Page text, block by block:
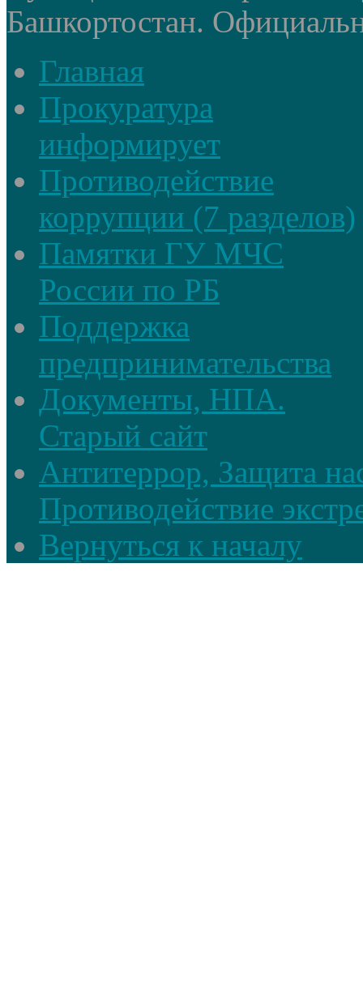
Башкортостан.
Главная
Прокуратура
информирует
Противодействие
коррупции (7 разделов)
Памятки ГУ МЧС
России по РБ
Поддержка
предпринимательства
Документы, НПА.
Старый сайт
Антитеррор, Защита
Противодействие
Вернуться к началу